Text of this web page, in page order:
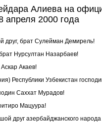
Алиева на
апреля 2000 года
друг, брат Сулейман Демирель!
Нурсултан Назарбаев!
Акаев!
Республики Узбекистан
Саххат Мурадов!
Мацуура!
друг азербайджанского